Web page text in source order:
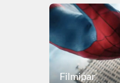
Filmipar